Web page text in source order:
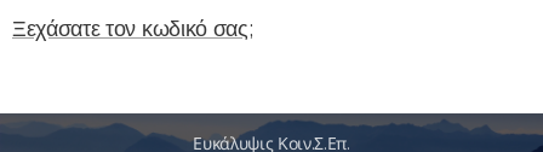
Ξεχάσατε τον κωδικό σας;
Ευκάλυψις Κοιν.Σ.Επ.